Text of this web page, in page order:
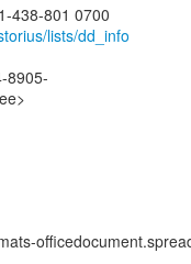
438-801 0700
lists/dd_info
8905-